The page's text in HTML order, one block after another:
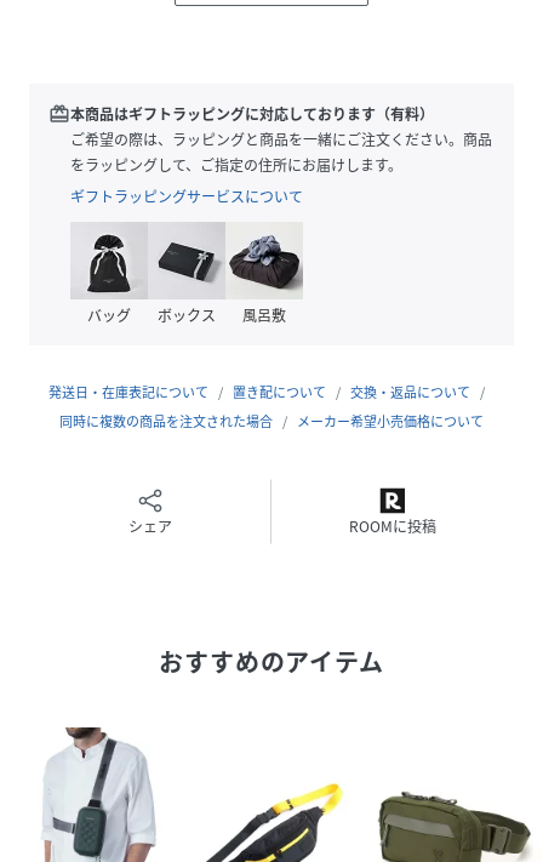
【バッグサイズ】
W12×D5×H20cm
【容量】
約1.2L
【重量】
約0.27kg
【素材】
EVA樹脂
【付属品】
収納袋×1
品番
redeem本商品はギフトラッピングに対応しております（有料）
ご希望の際は、ラッピングと商品を一緒にご注文ください。商品
をラッピングして、ご指定の住所にお届けします。
ギフトラッピングサービスについて
バッグ ボックス 風呂敷
発送日・在庫表記について 置き配について
交換・返品について
同時に複数の商品を注文された場合
メーカー希望小売価格について
シェア ROOMに投稿
おすすめのアイテム